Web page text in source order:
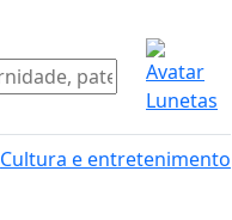
Cultura e entretenimento